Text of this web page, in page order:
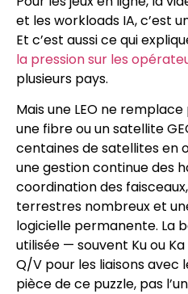
et les workloads IA, c’est
Et c’est aussi ce qui
la pression sur les
plusieurs pays.
Mais une LEO ne
une fibre ou un satellite
centaines de satellites en
une gestion continue des
coordination des
terrestres nombreux et
logicielle permanente. La
utilisée — souvent Ku ou
Q/V pour les liaisons avec
pièce de ce puzzle, pas